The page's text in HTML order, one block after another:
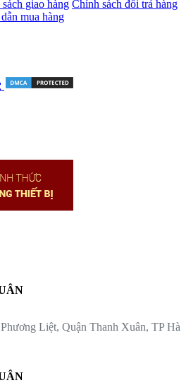
giao hàng Chính sách đổi trả hàng
mua hàng
Liệt, Quận Thanh Xuân, TP Hà